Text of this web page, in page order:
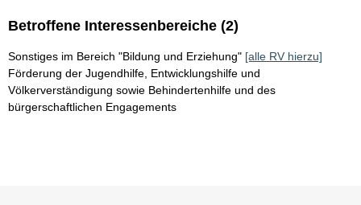
Betroffene Interessenbereiche (2)
Sonstiges im Bereich "Bildung und Erziehung" [alle RV hierzu]
Förderung der Jugendhilfe, Entwicklungshilfe und
Völkerverständigung sowie Behindertenhilfe und des
bürgerschaftlichen Engagements